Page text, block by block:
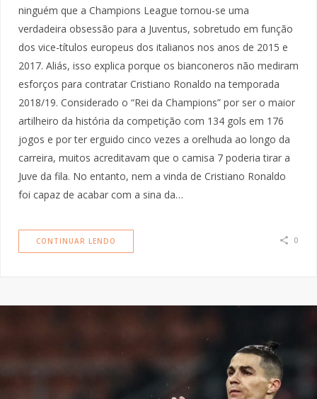
ninguém que a Champions League tornou-se uma
verdadeira obsessão para a Juventus, sobretudo em função
dos vice-títulos europeus dos italianos nos anos de 2015 e
2017. Aliás, isso explica porque os bianconeros não mediram
esforços para contratar Cristiano Ronaldo na temporada
2018/19. Considerado o “Rei da Champions” por ser o maior
artilheiro da história da competição com 134 gols em 176
jogos e por ter erguido cinco vezes a orelhuda ao longo da
carreira, muitos acreditavam que o camisa 7 poderia tirar a
Juve da fila. No entanto, nem a vinda de Cristiano Ronaldo
foi capaz de acabar com a sina da…
CONTINUAR LENDO 0